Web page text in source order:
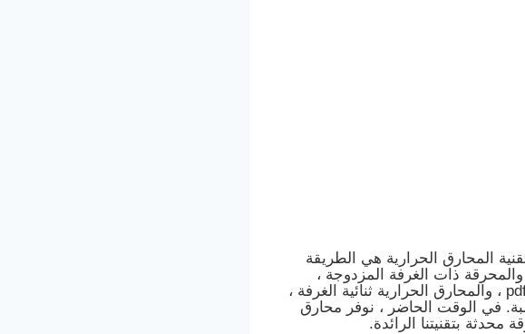
المحارق الحرارية هي الطريقة
والمحرقة ذات الغرفة المزدوجة ،
والمحارق ذات الغرفة المزدوجة ، والمحارق ذات الغرفة المزدوجة pdf ، والمحارق الحرارية ثنائية الغرفة ،
في الوقت الحاضر ، نوفر محارق
بتقنيتنا الرائدة.